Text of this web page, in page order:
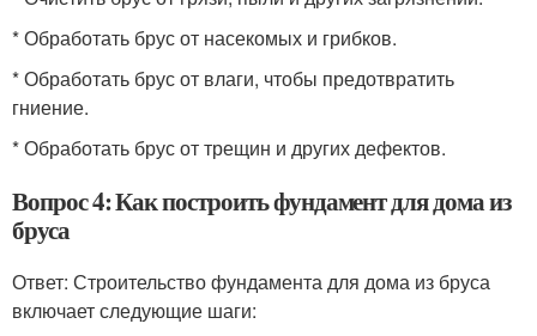
* Обработать брус от насекомых и грибков.
* Обработать брус от влаги, чтобы предотвратить
гниение.
* Обработать брус от трещин и других дефектов.
Вопрос 4: Как построить фундамент для дома из
бруса
Ответ: Строительство фундамента для дома из бруса
включает следующие шаги: